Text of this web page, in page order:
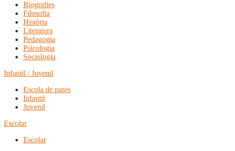
Biografies
Filosofia
Història
Literatura
Pedagogia
Psicologia
Sociologia
Infantil / Juvenil
Escola de pares
Infantil
Juvenil
Escolar
Escolar